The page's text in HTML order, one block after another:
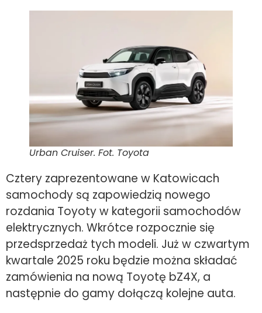
Urban Cruiser. Fot. Toyota
Cztery zaprezentowane w Katowicach
samochody są zapowiedzią nowego
rozdania Toyoty w kategorii samochodów
elektrycznych. Wkrótce rozpocznie się
przedsprzedaż tych modeli. Już w czwartym
kwartale 2025 roku będzie można składać
zamówienia na nową Toyotę bZ4X, a
następnie do gamy dołączą kolejne auta.